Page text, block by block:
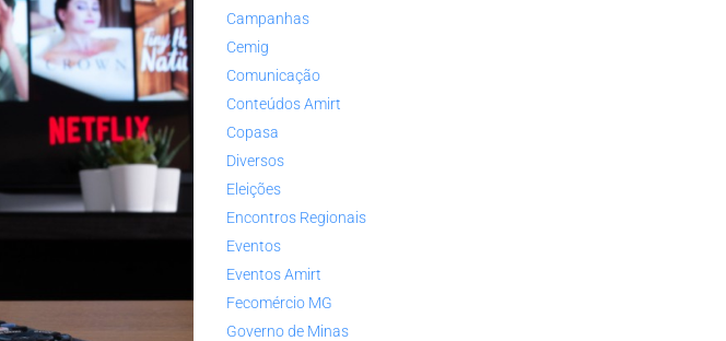
Campanhas
Cemig
Comunicação
Conteúdos Amirt
Copasa
Diversos
Eleições
Encontros Regionais
Eventos
Eventos Amirt
Fecomércio MG
Governo de Minas